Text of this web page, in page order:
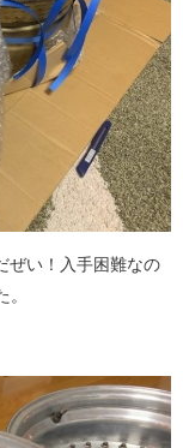
ぜい！入手困難なの
。